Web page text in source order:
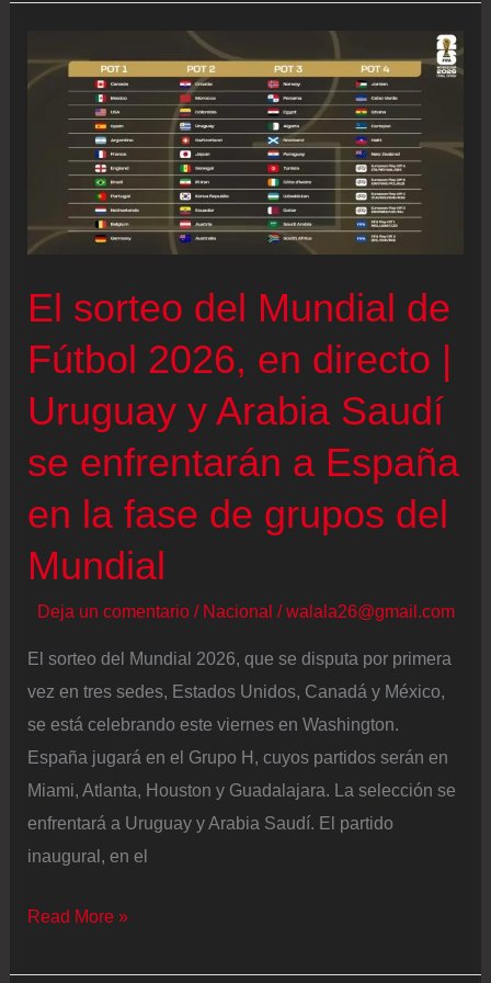
para
Francia
Portugal
Mundial
El sorteo del Mundial de
Fútbol 2026, en directo |
Uruguay y Arabia Saudí
se enfrentarán a España
en la fase de grupos del
Mundial
Deja un comentario / Nacional /walala26@gmail.com
El sorteo del Mundial 2026, que se disputa por primera
vez en tres sedes, Estados Unidos, Canadá y México,
se está celebrando este viernes en Washington.
España jugará en el Grupo H, cuyos partidos serán en
Miami, Atlanta, Houston y Guadalajara. La selección se
enfrentará a Uruguay y Arabia Saudí. El partido
inaugural, en el
El
Read More »